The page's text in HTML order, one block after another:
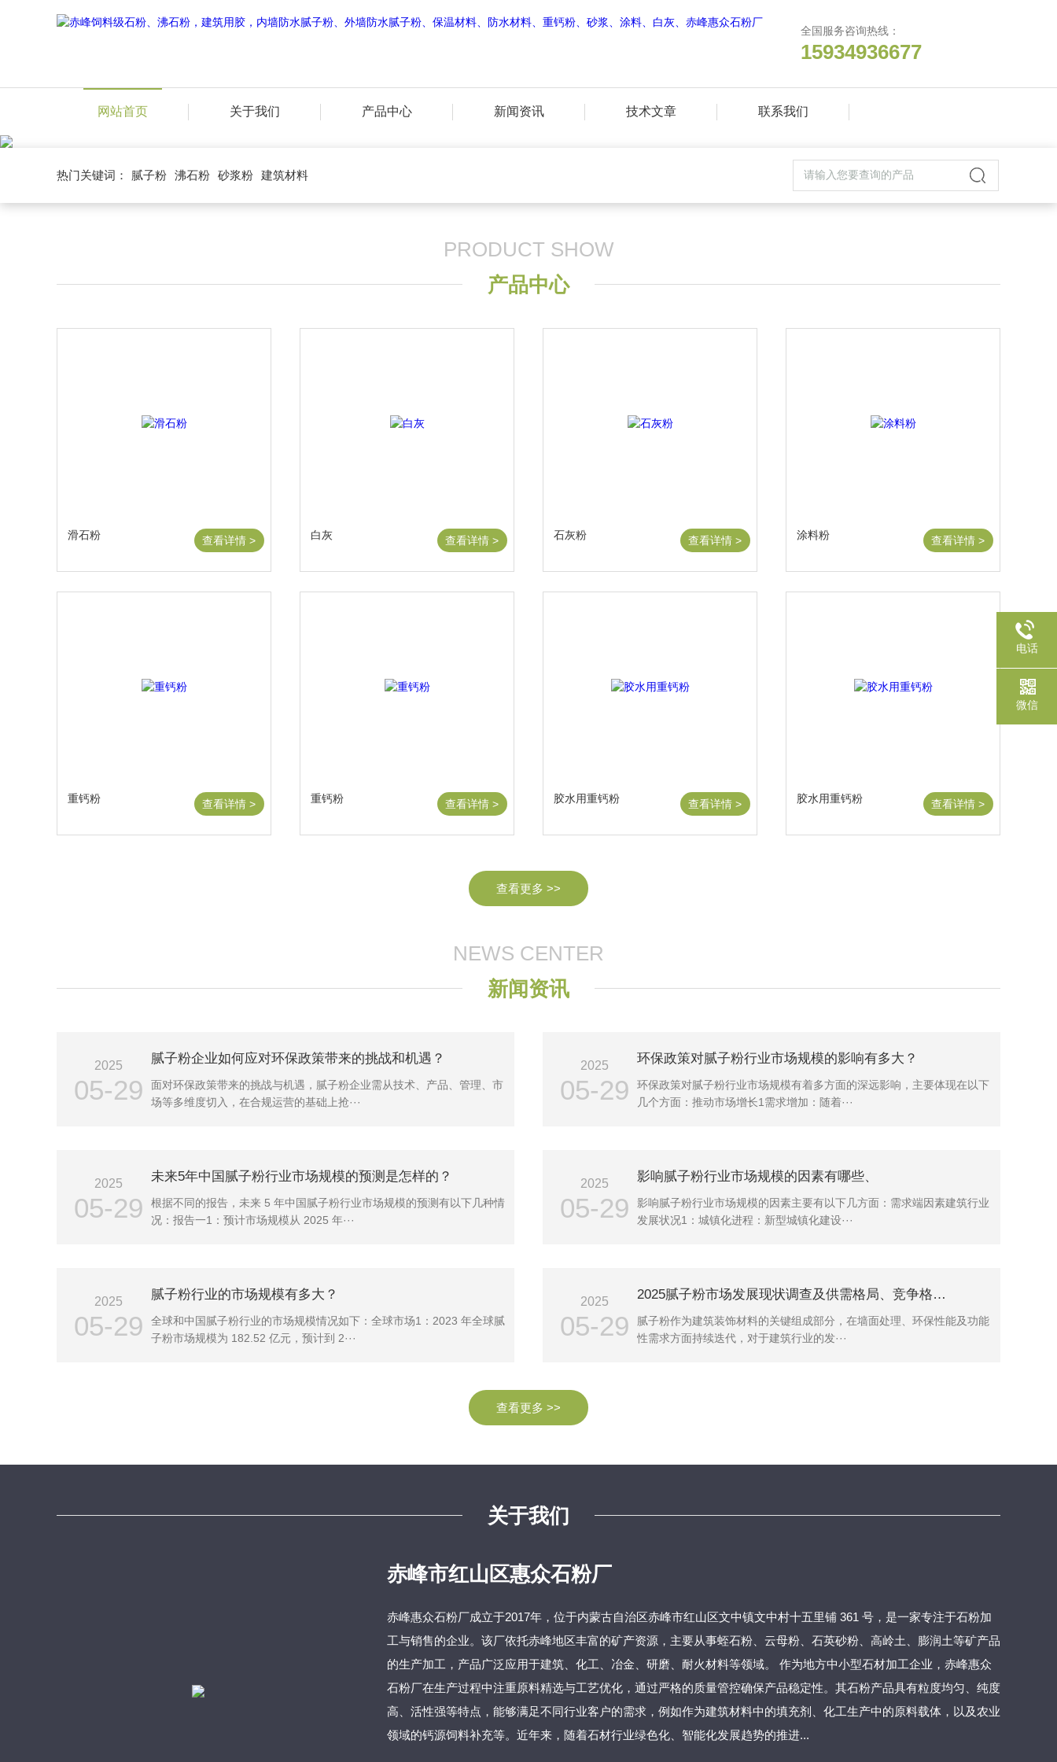
全国服务咨询热线：
15934936677
网站首页 关于我们 产品中心 新闻资讯 技术文章 联系我们
热门关键词： 腻子粉 沸石粉 砂浆粉 建筑材料
PRODUCT SHOW
产品中心
滑石粉 查看详情 > 白灰 查看详情 > 石灰粉 查看详情 > 涂料粉 查看详情 >
重钙粉 查看详情 > 重钙粉 查看详情 > 胶水用重钙粉 查看详情 > 胶水用重钙粉 查看详情 >
查看更多 >>
NEWS CENTER
新闻资讯
2025
05-29
腻子粉企业如何应对环保政策带来的挑战和机遇？
面对环保政策带来的挑战与机遇，腻子粉企业需从技术、产品、管理、市
场等多维度切入，在合规运营的基础上抢···
2025
05-29
环保政策对腻子粉行业市场规模的影响有多大？
环保政策对腻子粉行业市场规模有着多方面的深远影响，主要体现在以下
几个方面：推动市场增长1需求增加：随着···
2025
05-29
未来5年中国腻子粉行业市场规模的预测是怎样的？
根据不同的报告，未来 5 年中国腻子粉行业市场规模的预测有以下几种情
况：报告一1：预计市场规模从 2025 年···
2025
05-29
影响腻子粉行业市场规模的因素有哪些、
影响腻子粉行业市场规模的因素主要有以下几方面：需求端因素建筑行业
发展状况1：城镇化进程：新型城镇化建设···
2025
05-29
腻子粉行业的市场规模有多大？
全球和中国腻子粉行业的市场规模情况如下：全球市场1：2023 年全球腻
子粉市场规模为 182.52 亿元，预计到 2···
2025
05-29
2025腻子粉市场发展现状调查及供需格局、竞争格局分析
腻子粉作为建筑装饰材料的关键组成部分，在墙面处理、环保性能及功能
性需求方面持续迭代，对于建筑行业的发···
查看更多 >>
关于我们
赤峰市红山区惠众石粉厂
赤峰惠众石粉厂成立于2017年，位于内蒙古自治区赤峰市红山区文中镇文中村十五里铺 361 号，是一家专注于石粉加
工与销售的企业。该厂依托赤峰地区丰富的矿产资源，主要从事蛭石粉、云母粉、石英砂粉、高岭土、膨润土等矿产品
的生产加工，产品广泛应用于建筑、化工、冶金、研磨、耐火材料等领域。 作为地方中小型石材加工企业，赤峰惠众
石粉厂在生产过程中注重原料精选与工艺优化，通过严格的质量管控确保产品稳定性。其石粉产品具有粒度均匀、纯度
高、活性强等特点，能够满足不同行业客户的需求，例如作为建筑材料中的填充剂、化工生产中的原料载体，以及农业
领域的钙源饲料补充等。近年来，随着石材行业绿色化、智能化发展趋势的推进...
电话
微信